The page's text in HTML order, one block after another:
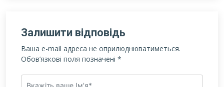
Залишити відповідь
Ваша e-mail адреса не оприлюднюватиметься.
Обов’язкові поля позначені *